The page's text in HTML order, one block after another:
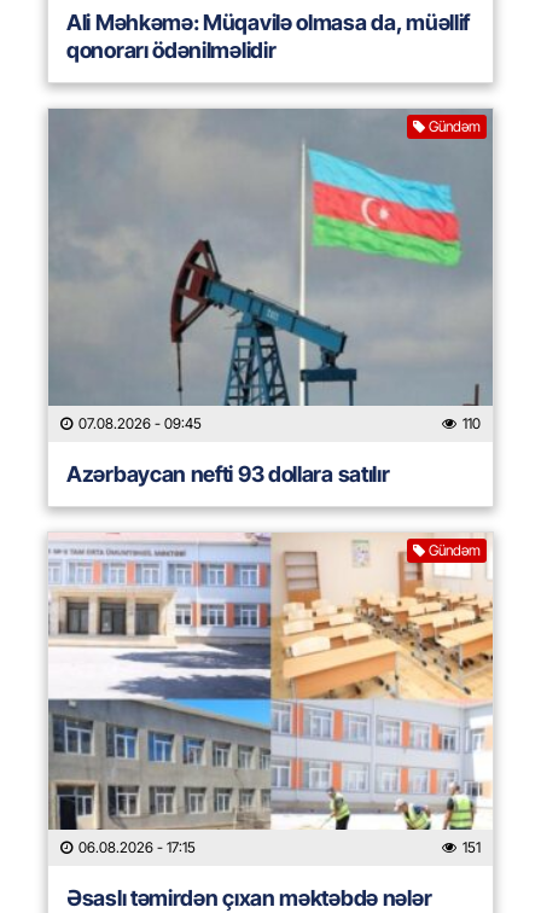
Ali Məhkəmə: Müqavilə olmasa da, müəllif
qonorarı ödənilməlidir
Gündəm
07.08.2026 - 09:45 110
Azərbaycan nefti 93 dollara satılır
Gündəm
06.08.2026 - 17:15 151
Əsaslı təmirdən çıxan məktəbdə nələr